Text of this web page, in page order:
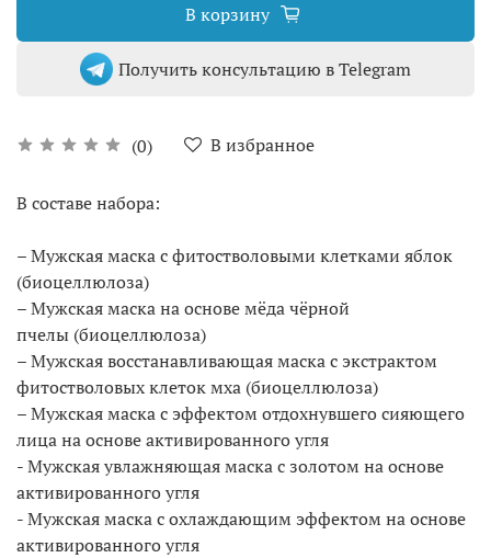
(0) В избранное
В корзину
Получить консультацию в Telegram
В составе набора:
– Мужская маска с фитостволовыми клетками яблок
(биоцеллюлоза)
– Мужская маска на основе мёда чёрной
пчелы (биоцеллюлоза)
– Мужская восстанавливающая маска с экстрактом
фитостволовых клеток мха (биоцеллюлоза)
– Мужская маска с эффектом отдохнувшего сияющего
лица на основе активированного угля
- Мужская увлажняющая маска с золотом на основе
активированного угля
- Мужская маска с охлаждающим эффектом на основе
активированного угля